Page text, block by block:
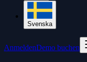
Svenska
AnmeldenDemo buchen